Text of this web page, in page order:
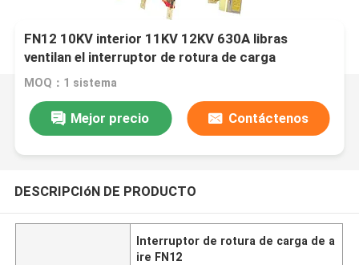
FN12 10KV interior 11KV 12KV 630A libras
ventilan el interruptor de rotura de carga
MOQ：1 sistema
Mejor precio Contáctenos
DESCRIPCIóN DE PRODUCTO
Interruptor de rotura de carga de a
ire FN12